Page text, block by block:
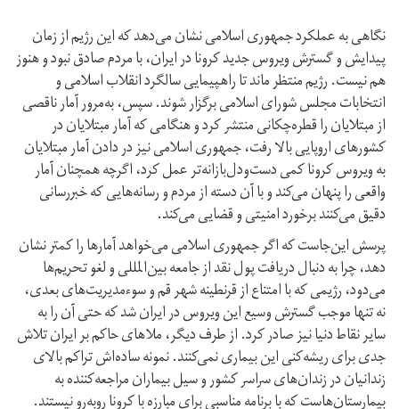
نگاهی به عملکرد جمهوری اسلامی نشان می‌دهد که این رژیم از زمان
پیدایش و گسترش ویروس جدید کرونا در ایران، با مردم صادق نبود و هنوز
هم نیست. رژیم منتظر ماند تا راهپیمایی سالگرد انقلاب اسلامی و
انتخابات مجلس شورای اسلامی برگزار شوند. سپس، به‌مرور آمار ناقصی
از مبتلایان را قطره‌چکانی منتشر کرد و هنگامی که آمار مبتلایان در
کشور‌های اروپایی بالا رفت، جمهوری اسلامی نیز در دادن آمار مبتلایان
به ویروس کرونا کمی دست‌و‌دل‌بازانه‌تر عمل کرد، اگرچه همچنان آمار
واقعی را پنهان می‌کند و با آن دسته از مردم و رسانه‌هایی که خبر‌رسانی
دقیق می‌کنند برخورد امنیتی و قضایی می‌کند.
پرسش این‌جاست که اگر جمهوری اسلامی می‌خواهد آمارها را کمتر نشان
دهد، چرا به دنبال دریافت پول نقد از جامعه بین‌المللی و لغو تحریم‌ها
می‌دود، رژیمی که با امتناع از قرنطینه شهر قم و سوء‌مدیریت‌های بعدی،
نه تنها موجب گسترش وسیع این ویروس در ایران شد که حتی آن را به
سایر نقاط دنیا نیز صادر کرد. از طرف دیگر، ملاهای حاکم بر ایران تلاش
جدی برای ریشه‌کنی این بیماری نمی‌کنند. نمونه ساده‌‌اش تراکم بالای
زندانیان در زندان‌های سراسر کشور و سیل بیماران مراجعه‌کننده به